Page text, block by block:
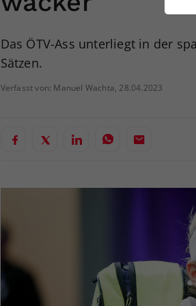
Das ÖTV-Ass unterliegt in der
Sätzen.
Verfasst von: Manuel Wachta, 28.04.2023